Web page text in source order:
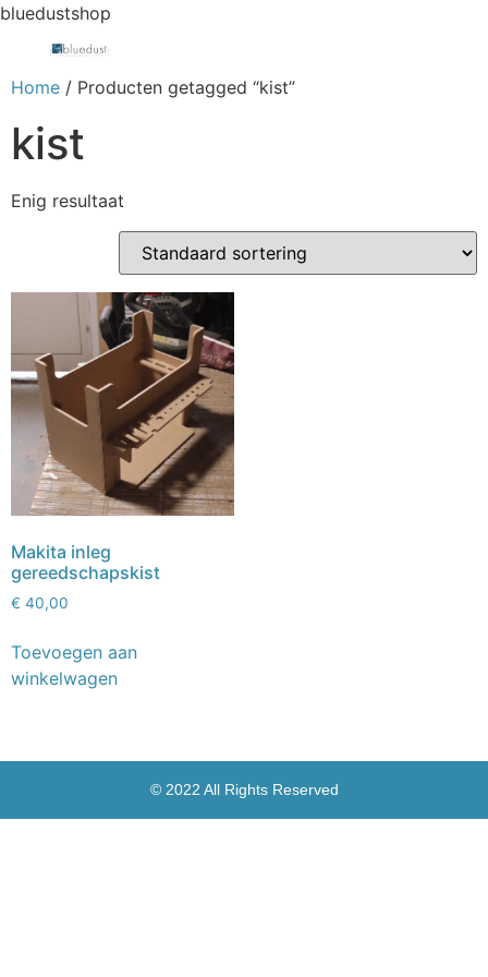
bluedustshop
Home / Producten getagged “kist”
kist
Enig resultaat
Makita inleg
gereedschapskist
€ 40,00
Toevoegen aan
winkelwagen
© 2022 All Rights Reserved